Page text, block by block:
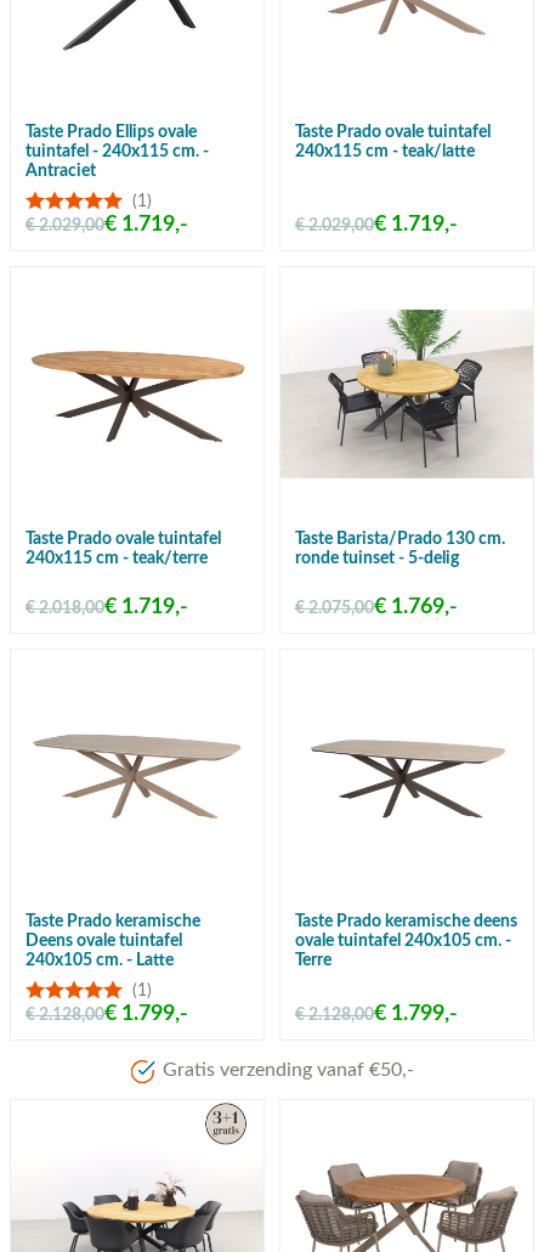
Taste Prado Ellips ovale
tuintafel - 240x115 cm. -
Antraciet
(1)
€ 2.029,00€ 1.719,-
Taste Prado ovale tuintafel
240x115 cm - teak/latte
€ 2.029,00€ 1.719,-
Taste Prado ovale tuintafel
240x115 cm - teak/terre
€ 2.018,00€ 1.719,-
Taste Barista/Prado 130 cm.
ronde tuinset - 5-delig
€ 2.075,00€ 1.769,-
Taste Prado keramische
Deens ovale tuintafel
240x105 cm. - Latte
(1)
€ 2.128,00€ 1.799,-
Taste Prado keramische deens
ovale tuintafel 240x105 cm. -
Terre
€ 2.128,00€ 1.799,-